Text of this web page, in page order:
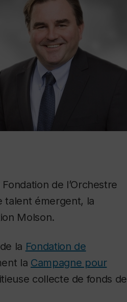
de l’Orchestre
talent émergent, la
Molson.
la Fondation de
la Campagne pour
collecte de fonds de